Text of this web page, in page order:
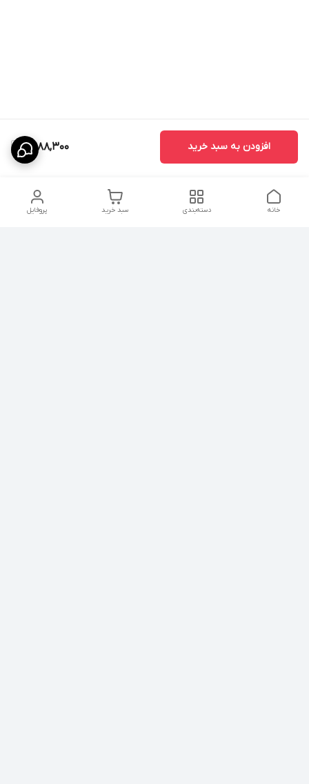
6,988,300 افزودن به سبد خرید
پروفایل سبد خرید دسته‌بندی خانه